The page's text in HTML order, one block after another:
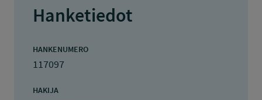
Hanketiedot
HANKENUMERO
117097
HAKIJA